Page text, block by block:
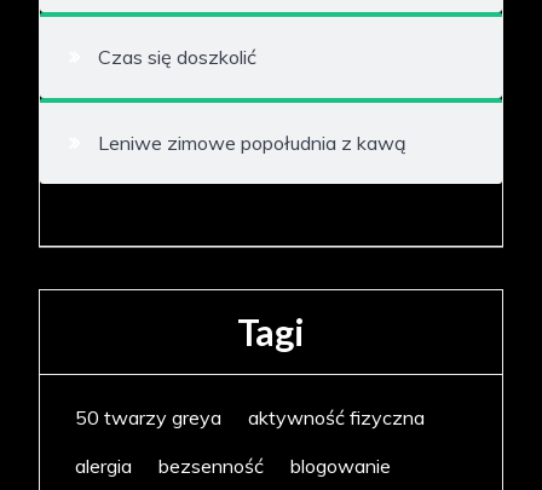
Czas się doszkolić
Leniwe zimowe popołudnia z kawą
Tagi
50 twarzy greya
aktywność fizyczna
alergia
bezsenność
blogowanie